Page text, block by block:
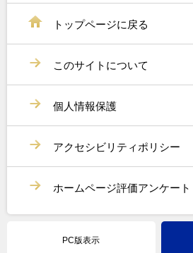
トップページに戻る
このサイトについて
個人情報保護
アクセシビリティポリシー
ホームページ評価アンケート
PC版表示